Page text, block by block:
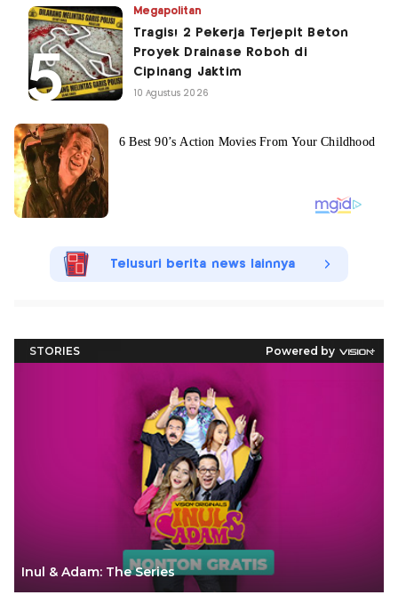
Megapolitan
Tragis! 2 Pekerja Terjepit Beton
Proyek Drainase Roboh di
Cipinang Jaktim
10 Agustus 2026
Telusuri berita news lainnya